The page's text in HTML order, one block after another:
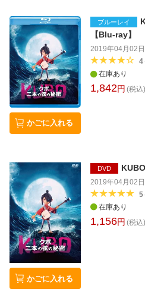
かごに入れる
ブルーレイ
【Blu-ray】
2019年04月02日
4
在庫あり
1,842円 (税込)
かごに入れる
DVD
2019年04月02日
5
在庫あり
1,156円 (税込)